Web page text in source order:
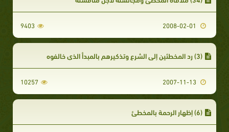
9403
(3) رد المخطئين إلى الشرع وتذكيرهم بالمبدأ الذي خالفوه
10257
(6) إظهار الرحمة بالمخطئ